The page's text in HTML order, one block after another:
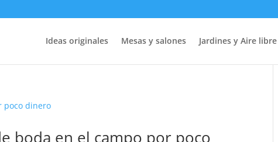
Ideas originales Mesas y salones Jardines y Aire libre
boda en el campo por poco